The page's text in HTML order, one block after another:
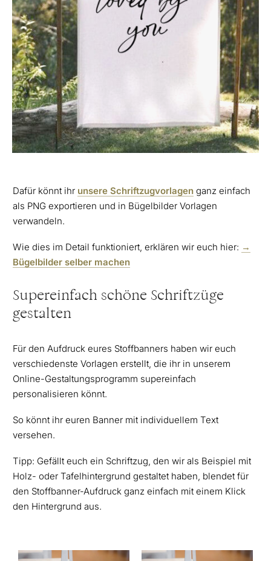
Dafür könnt ihr unsere Schriftzugvorlagen ganz einfach
als PNG exportieren und in Bügelbilder Vorlagen
verwandeln.
Wie dies im Detail funktioniert, erklären wir euch hier: →
Bügelbilder selber machen
Supereinfach schöne Schriftzüge
gestalten
Für den Aufdruck eures Stoffbanners haben wir euch
verschiedenste Vorlagen erstellt, die ihr in unserem
Online-Gestaltungsprogramm supereinfach
personalisieren könnt.
So könnt ihr euren Banner mit individuellem Text
versehen.
Tipp: Gefällt euch ein Schriftzug, den wir als Beispiel mit
Holz- oder Tafelhintergrund gestaltet haben, blendet für
den Stoffbanner-Aufdruck ganz einfach mit einem Klick
den Hintergrund aus.